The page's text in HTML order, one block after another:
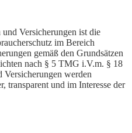
Versicherungen ist die
im Bereich
gemäß den Grundsätzen
nach § 5 TMG i.V.m. § 18
werden
transparent und im Interesse der